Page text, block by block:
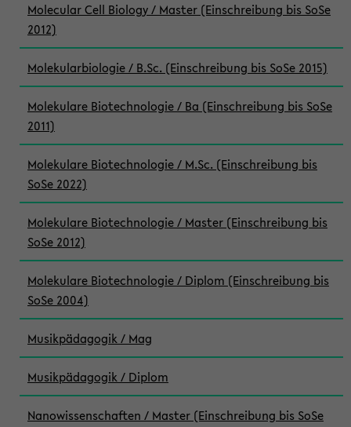
Molecular Cell Biology / Master (Einschreibung bis SoSe
2012)
Molekularbiologie / B.Sc. (Einschreibung bis SoSe 2015)
Molekulare Biotechnologie / Ba (Einschreibung bis SoSe
2011)
Molekulare Biotechnologie / M.Sc. (Einschreibung bis
SoSe 2022)
Molekulare Biotechnologie / Master (Einschreibung bis
SoSe 2012)
Molekulare Biotechnologie / Diplom (Einschreibung bis
SoSe 2004)
Musikpädagogik / Mag
Musikpädagogik / Diplom
Nanowissenschaften / Master (Einschreibung bis SoSe